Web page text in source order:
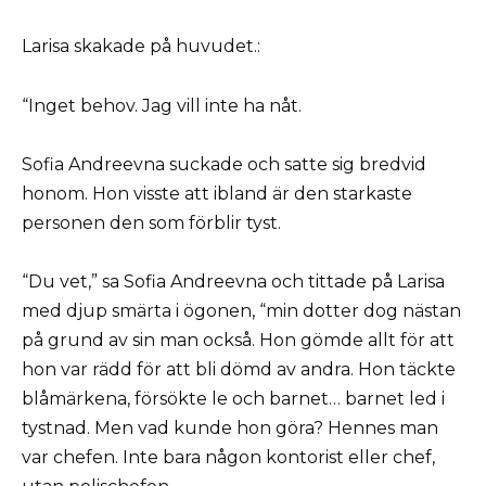
Larisa skakade på huvudet.:
“Inget behov. Jag vill inte ha nåt.
Sofia Andreevna suckade och satte sig bredvid
honom. Hon visste att ibland är den starkaste
personen den som förblir tyst.
“Du vet,” sa Sofia Andreevna och tittade på Larisa
med djup smärta i ögonen, “min dotter dog nästan
på grund av sin man också. Hon gömde allt för att
hon var rädd för att bli dömd av andra. Hon täckte
blåmärkena, försökte le och barnet… barnet led i
tystnad. Men vad kunde hon göra? Hennes man
var chefen. Inte bara någon kontorist eller chef,